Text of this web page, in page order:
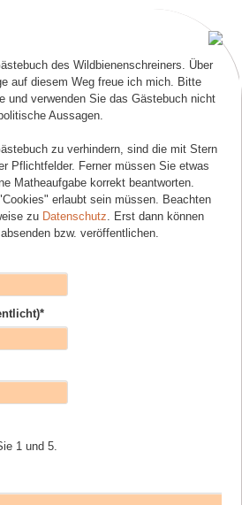
des Wildbienenschreiners. Über
auf diesem Weg freue ich mich. Bitte
und verwenden Sie das Gästebuch nicht
Aussagen.
zu verhindern, sind die mit Stern
Pflichtfelder. Ferner müssen Sie etwas
Matheaufgabe korrekt beantworten.
erlaubt sein müssen. Beachten
zu Datenschutz. Erst dann können
bzw. veröffentlichen.
*
1 und 5.